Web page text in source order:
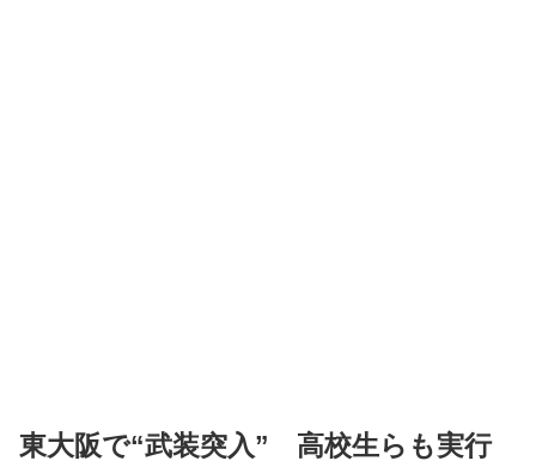
東大阪で“武装突入” 高校生らも実行